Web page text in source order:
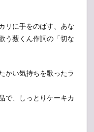
リに手をのばす、あな
う薮くん作詞の「切な
かい気持ちを歌ったラ
で、しっとりケーキカ